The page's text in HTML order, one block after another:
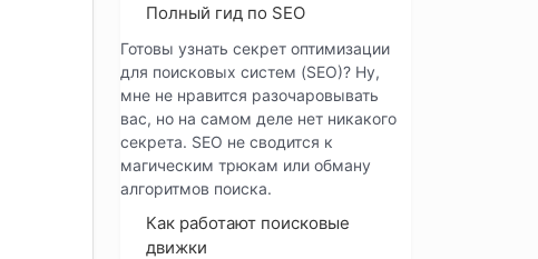
Полный гид по SEO
Готовы узнать секрет оптимизации
для поисковых систем (SEO)? Ну,
мне не нравится разочаровывать
вас, но на самом деле нет никакого
секрета. SEO не сводится к
магическим трюкам или обману
алгоритмов поиска.
Как работают поисковые
движки